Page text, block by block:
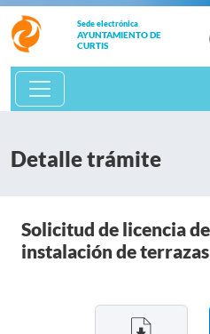
Sede electrónica
AYUNTAMIENTO DE
CURTIS
Detalle trámite
Solicitud de licencia de
instalación de terrazas